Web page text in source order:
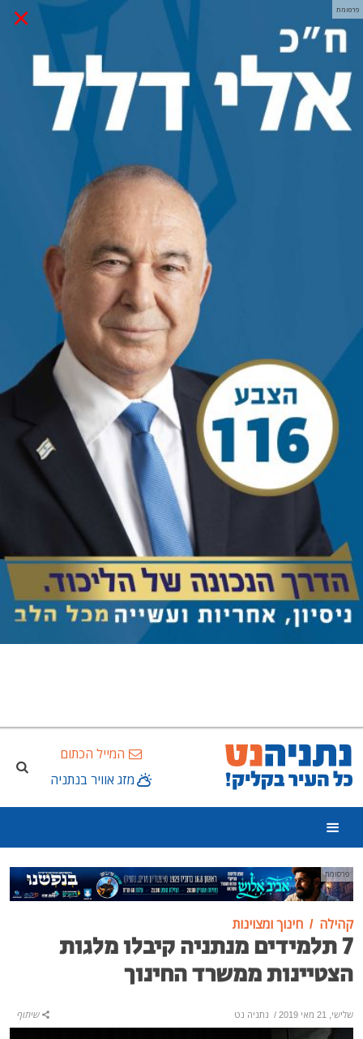
× פרסומת
המייל הכתום
מזג אוויר בנתניה
פרסומת
קהילה חינוך ומצוינות
‏‏‏7 תלמידים מנתניה קיבלו מלגות
הצטיינות ממשרד החינוך
שלישי, 21 מאי 2019 / נתניה נט שיתוף